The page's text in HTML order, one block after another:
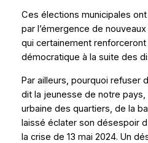
Ces élections municipales
par l’émergence de
qui certainement
démocratique à la suite des
Par ailleurs, pourquoi refuser
dit la jeunesse de notre
urbaine des quartiers, de la
laissé éclater son désespoir
la crise de 13 mai 2024. Un